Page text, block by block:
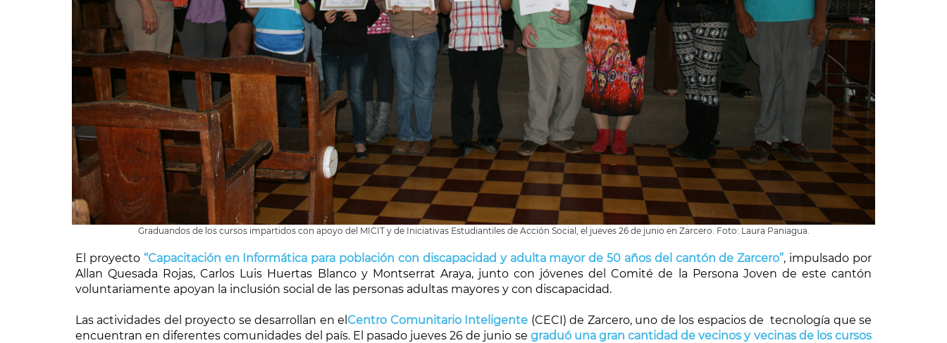
Graduandos de los cursos impartidos con apoyo del MICIT y de Iniciativas Estudiantiles de Acción Social, el jueves 26 de junio en Zarcero. Foto: Laura Paniagua.
El proyecto “Capacitación en Informática para población con discapacidad y adulta mayor de 50 años del cantón de Zarcero”, impulsado por
Allan Quesada Rojas, Carlos Luis Huertas Blanco y Montserrat Araya, junto con jóvenes del Comité de la Persona Joven de este cantón
voluntariamente apoyan la inclusión social de las personas adultas mayores y con discapacidad.
Las actividades del proyecto se desarrollan en elCentro Comunitario Inteligente (CECI) de Zarcero, uno de los espacios de tecnología que se
encuentran en diferentes comunidades del país. El pasado jueves 26 de junio se graduó una gran cantidad de vecinos y vecinas de los cursos